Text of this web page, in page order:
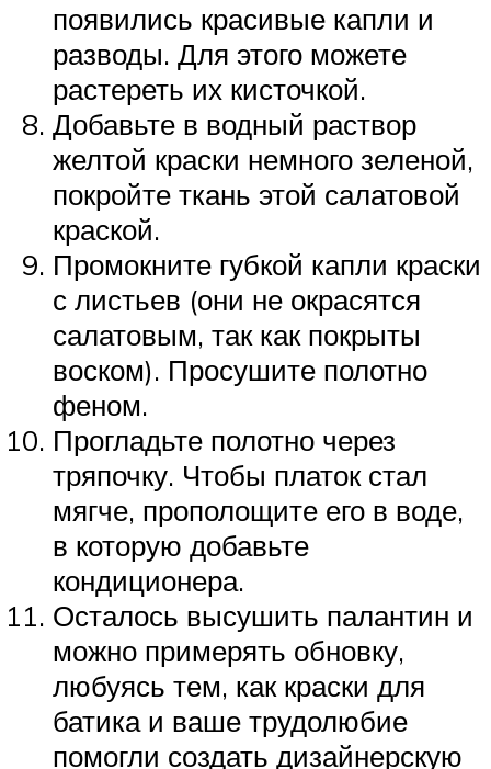
появились красивые капли и
разводы. Для этого можете
растереть их кисточкой.
Добавьте в водный раствор
желтой краски немного зеленой,
покройте ткань этой салатовой
краской.
Промокните губкой капли краски
с листьев (они не окрасятся
салатовым, так как покрыты
воском). Просушите полотно
феном.
Прогладьте полотно через
тряпочку. Чтобы платок стал
мягче, прополощите его в воде,
в которую добавьте
кондиционера.
Осталось высушить палантин и
можно примерять обновку,
любуясь тем, как краски для
батика и ваше трудолюбие
помогли создать дизайнерскую